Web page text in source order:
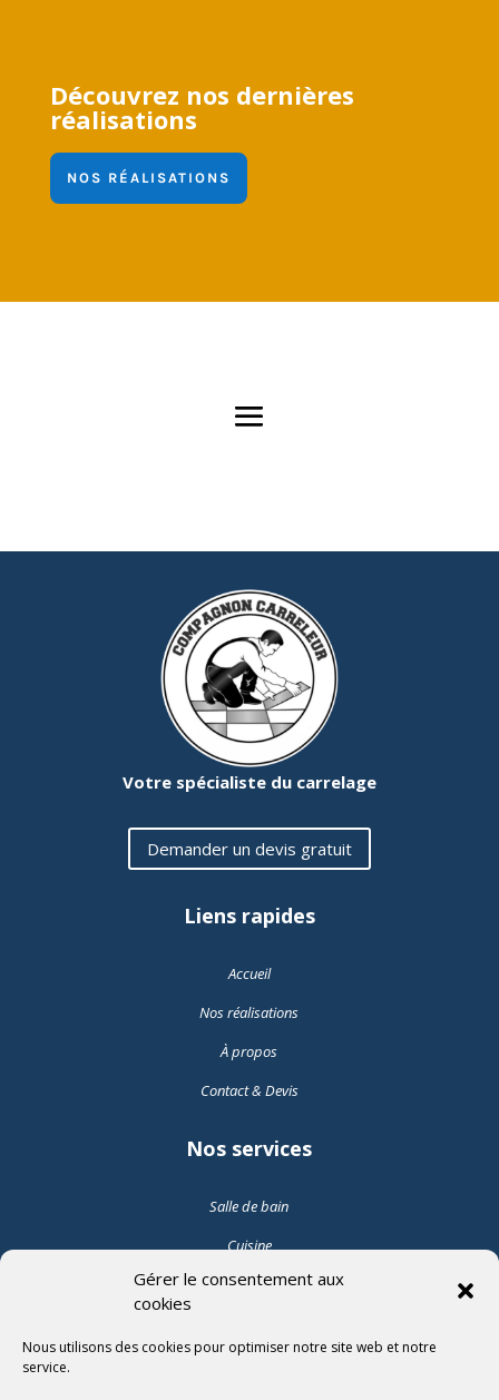
Gérer le consentement aux
cookies
Nous utilisons des cookies pour optimiser notre site web et notre
service.
Découvrez nos dernières
réalisations
NOS RÉALISATIONS
Votre spécialiste du carrelage
Demander un devis gratuit
Liens rapides
Accueil
Nos réalisations
À propos
Contact & Devis
Nos services
Salle de bain
Cuisine
Pose de carrelage intérieur